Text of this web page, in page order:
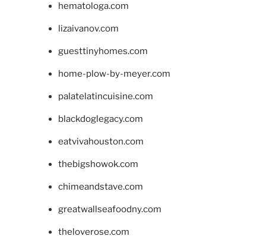
hematologa.com
lizaivanov.com
guesttinyhomes.com
home-plow-by-meyer.com
palatelatincuisine.com
blackdoglegacy.com
eatvivahouston.com
thebigshowok.com
chimeandstave.com
greatwallseafoodny.com
theloverose.com